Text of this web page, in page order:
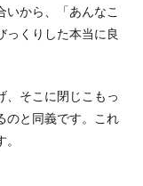
から、「あんなこ
っくりした本当に良
、そこに閉じこもっ
のと同義です。これ